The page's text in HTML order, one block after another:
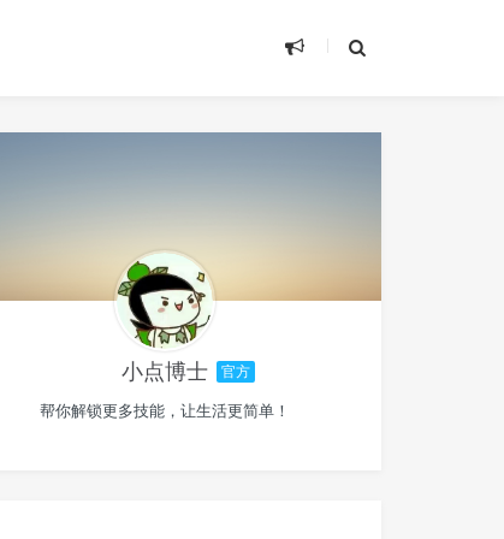
小点博士 官方
帮你解锁更多技能，让生活更简单！